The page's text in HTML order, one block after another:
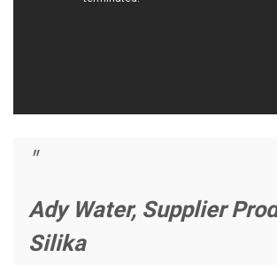
Ady Water, Supplier
Silika